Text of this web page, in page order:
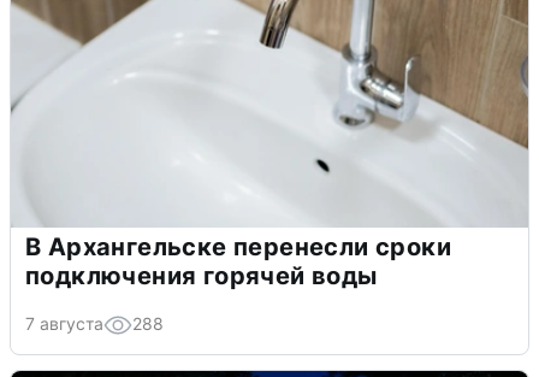
В Архангельске перенесли сроки
подключения горячей воды
7 августа 288